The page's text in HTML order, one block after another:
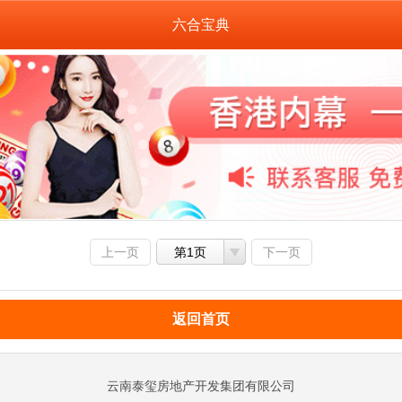
六合宝典
上一页 第1页 下一页
返回首页
云南泰玺房地产开发集团有限公司